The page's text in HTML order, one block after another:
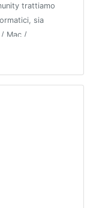
trattiamo
sia
Mac /